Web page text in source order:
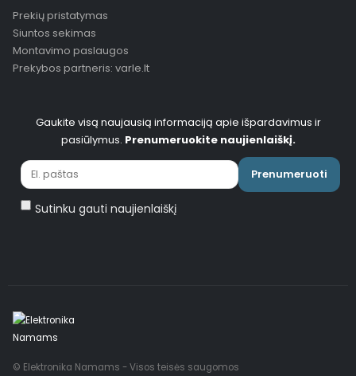
Prekių pristatymas
Siuntos sekimas
Montavimo paslaugos
Prekybos partneris: varle.lt
Gaukite visą naujausią informaciją apie išpardavimus ir
pasiūlymus. Prenumeruokite naujienlaiškį.
Prenumeruoti
Sutinku gauti naujienlaiškį
© Elektronika Namams - Visos teisės saugomos